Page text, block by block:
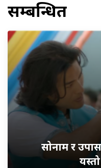
सम्बन्धित
सोनाम र